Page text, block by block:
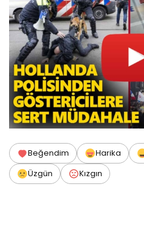
Beğendim Harika
Üzgün
Kızgın